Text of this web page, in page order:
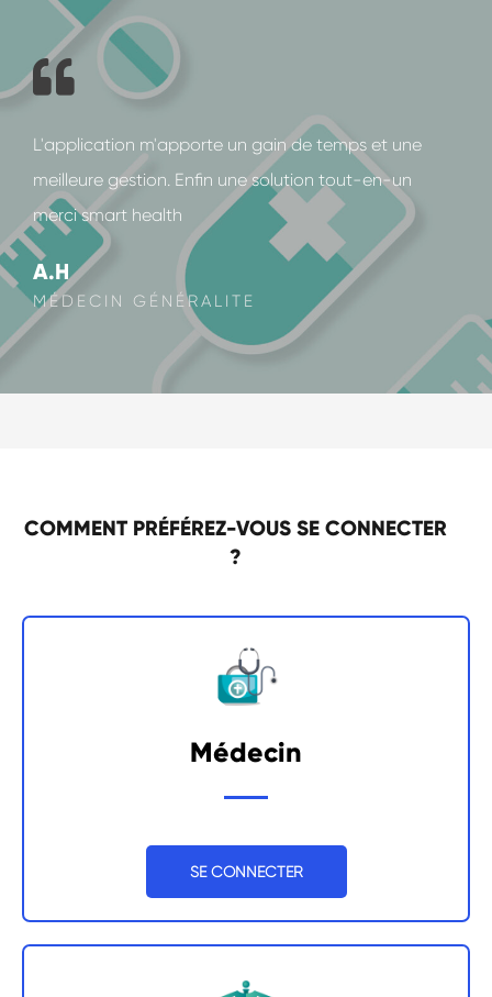
L'application m'apporte un gain de temps et une
meilleure gestion. Enfin une solution tout-en-un
merci smart health
A.H
MÉDECIN GÉNÉRALITE
COMMENT PRÉFÉREZ-VOUS SE CONNECTER
?
Médecin
SE CONNECTER